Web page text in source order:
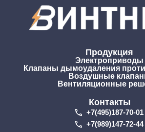
Продукция
Электроприводы
Клапаны дымоудаления
Воздушные
Вентиляционные
Контакты
+7(495)187-70-01
+7(989)147-72-44